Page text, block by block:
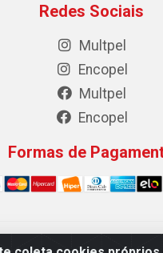
Redes Sociais
Multpel
Encopel
Multpel
Encopel
Formas de
de Papeis e